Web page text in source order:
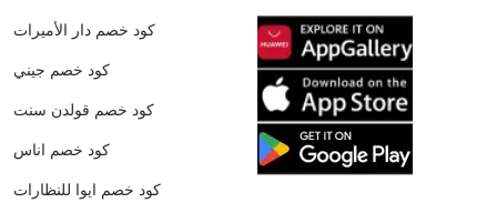
كود خصم دار الأميرات
كود خصم جيني
كود خصم قولدن سنت
كود خصم اناس
كود خصم ايوا للنظارات